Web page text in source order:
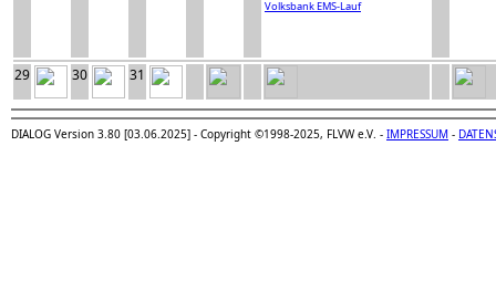
Volksbank EMS-Lauf
29 30 31
DIALOG Version 3.80 [03.06.2025] - Copyright ©1998-2025, FLVW e.V. - IMPRESSUM -